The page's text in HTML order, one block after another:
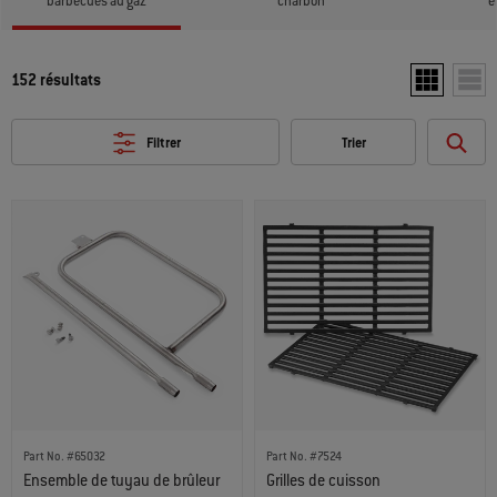
152 résultats Afficher
Filtrer Trier
Part No. #65032
Ensemble de tuyau de brûleur
Part No. #7524
Grilles de cuisson